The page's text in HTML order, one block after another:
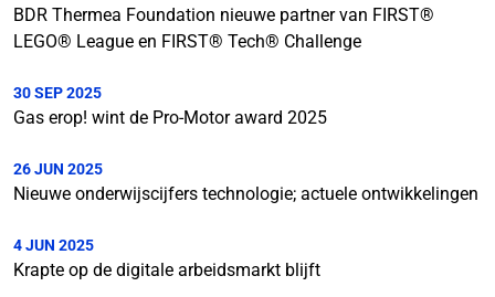
BDR Thermea Foundation nieuwe partner van FIRST®
LEGO® League en FIRST® Tech® Challenge
30 SEP 2025
Gas erop! wint de Pro-Motor award 2025
26 JUN 2025
Nieuwe onderwijscijfers technologie; actuele ontwikkelingen
4 JUN 2025
Krapte op de digitale arbeidsmarkt blijft